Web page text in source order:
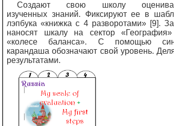
Создают свою школу
изученных знаний. Фиксируют ее в
лэпбука «книжка с 4 разворотами» [9].
наносят шкалу на сектор
«колесе баланса». С помощью
карандаша обозначают свой уровень.
результатами.